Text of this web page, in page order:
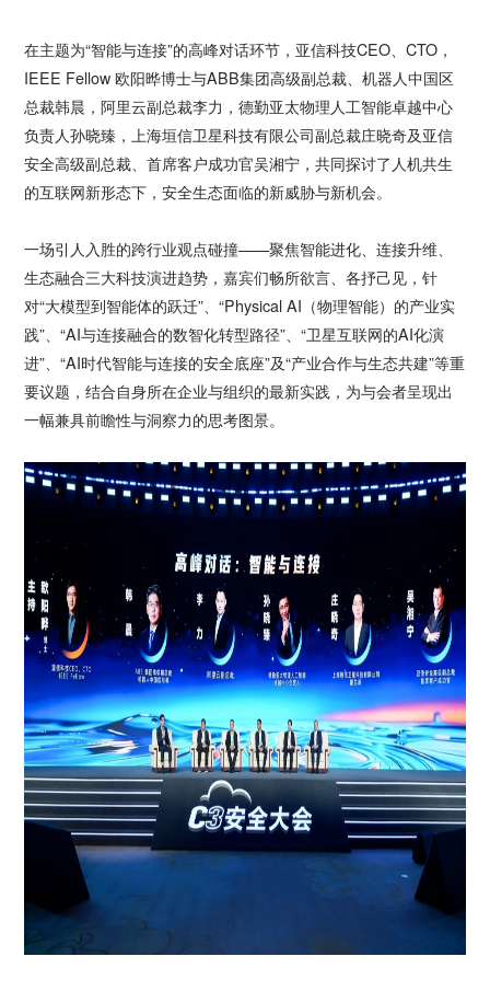
在主题为“智能与连接”的高峰对话环节，亚信科技CEO、CTO，
IEEE Fellow 欧阳晔博士与ABB集团高级副总裁、机器人中国区
总裁韩晨，阿里云副总裁李力，德勤亚太物理人工智能卓越中心
负责人孙晓臻，上海垣信卫星科技有限公司副总裁庄晓奇及亚信
安全高级副总裁、首席客户成功官吴湘宁，共同探讨了人机共生
的互联网新形态下，安全生态面临的新威胁与新机会。
一场引人入胜的跨行业观点碰撞——聚焦智能进化、连接升维、
生态融合三大科技演进趋势，嘉宾们畅所欲言、各抒己见，针
对“大模型到智能体的跃迁”、“Physical AI（物理智能）的产业实
践”、“AI与连接融合的数智化转型路径”、“卫星互联网的AI化演
进”、“AI时代智能与连接的安全底座”及“产业合作与生态共建”等重
要议题，结合自身所在企业与组织的最新实践，为与会者呈现出
一幅兼具前瞻性与洞察力的思考图景。